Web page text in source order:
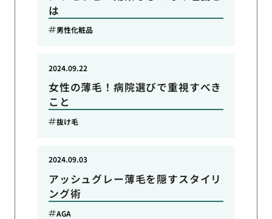
は
男性化粧品
女性の薄毛！病院選びで重視すべき
こと
2024.09.22
抜け毛
アッシュグレー薄毛を隠すスタイリ
ング術
2024.09.03
AGA